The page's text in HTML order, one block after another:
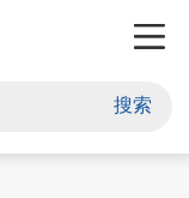
搜索